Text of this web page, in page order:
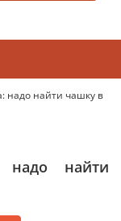
надо найти чашку в
надо найти